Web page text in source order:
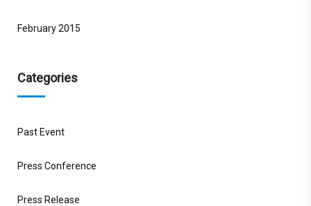
February 2015
Categories
Past Event
Press Conference
Press Release